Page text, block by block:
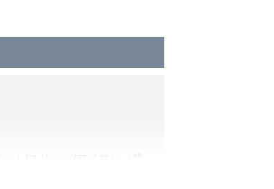
ト/スリッパ/アイロン（貸